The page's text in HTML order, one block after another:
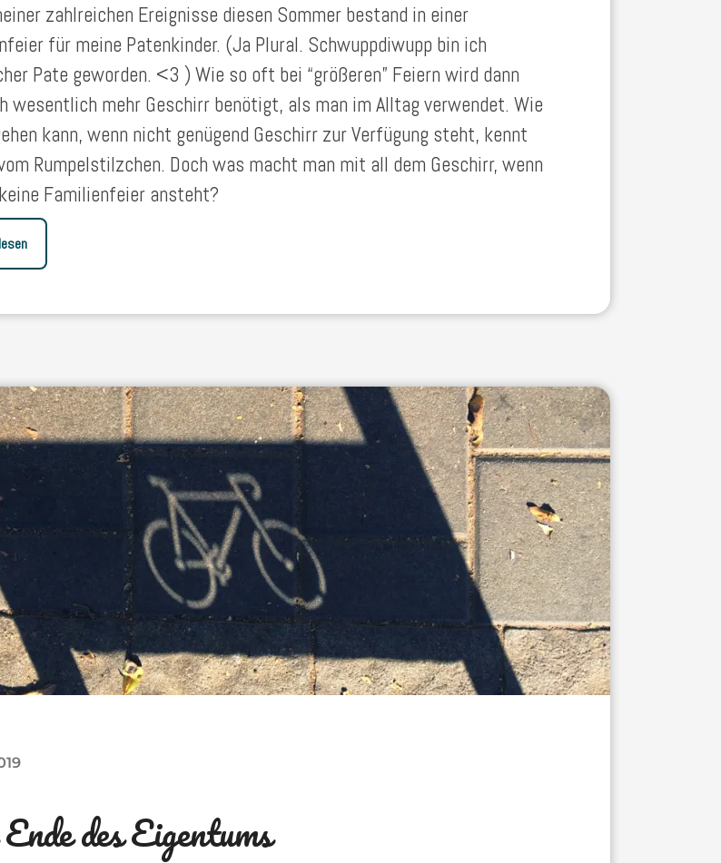
zahlreichen Ereignisse diesen Sommer bestand in einer
für meine Patenkinder. (Ja Plural. Schwuppdiwupp bin ich
Pate geworden. <3 ) Wie so oft bei “größeren” Feiern wird dann
wesentlich mehr Geschirr benötigt, als man im Alltag verwendet. Wie
kann, wenn nicht genügend Geschirr zur Verfügung steht, kennt
Rumpelstilzchen. Doch was macht man mit all dem Geschirr, wenn
Familienfeier ansteht?
des Eigentums